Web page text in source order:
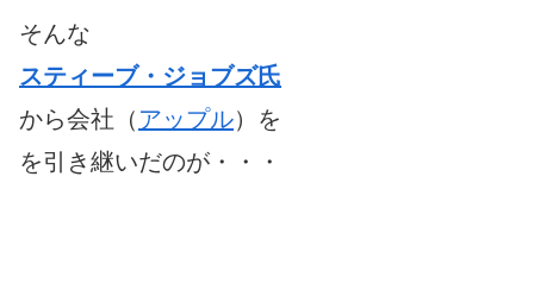
そんな
スティーブ・ジョブズ氏
から会社（ アップル）を
を引き継いだのが・・・